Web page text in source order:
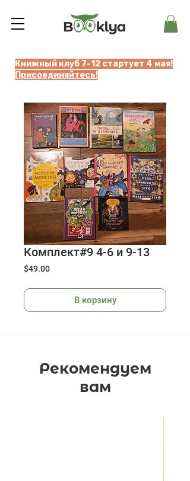
Книжный клуб 7-12 стартует 4 мая!
Присоединяйтесь!
Комплект#9 4-6 и 9-13
$49.00Цена
В корзину
Рекомендуем
вам